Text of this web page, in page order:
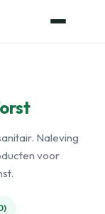
Naleving
voor